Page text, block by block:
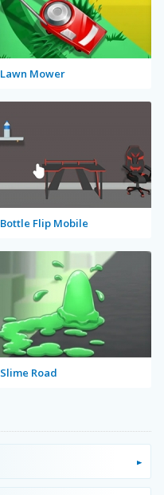
Lawn Mower
Bottle Flip Mobile
Slime Road